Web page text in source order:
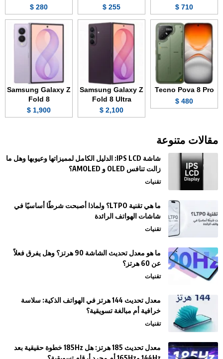
710 $
255 $
280 $
Tecno Pova 8 Pro
480 $
Samsung Galaxy Z
Fold 8 Ultra
2,100 $
Samsung Galaxy Z
Fold 8
1,900 $
مقالات متنوعة
شاشة IPS LCD: الدليل الكامل لمميزاتها وعيوبها وهل ما
زالت تنافس OLED و AMOLED؟
تقنيات
ما هي تقنية LTPO؟ ولماذا أصبحت شرطًا أساسيًا في
شاشات الهواتف الرائدة
تقنيات
ما هو معدل تحديث الشاشة 90 هرتز؟ وهل يفرق فعلاً
عن 60 هرتز؟
تقنيات
معدل تحديث 144 هرتز في الهواتف الذكية: سلاسة
خرافية أم مبالغة تسويقية؟
تقنيات
معدل تحديث 185 هرتز: هل 185Hz خطوة حقيقية بعد